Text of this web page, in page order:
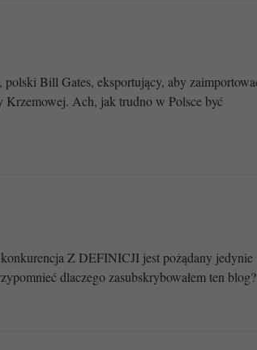
Bill Gates, eksportujący, aby
Ach, jak trudno w Polsce być
Z DEFINICJI jest pożądany jedynie
dlaczego zasubskrybowałem ten